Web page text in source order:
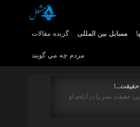
گزیده مقالات مسایل بین المللی
مردم چه مي گويند
حقیقت...!
حقیقتِ بشر را در آزادی او